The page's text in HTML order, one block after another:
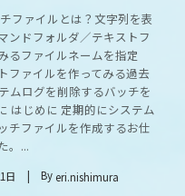
ファイルとは？文字列を表
ンドフォルダ／テキストフ
るファイルネームを指定
ファイルを作ってみる過去
ムログを削除するバッチを
はじめに 定期的にシステム
チファイルを作成するお仕
。...
日 By eri.nishimura